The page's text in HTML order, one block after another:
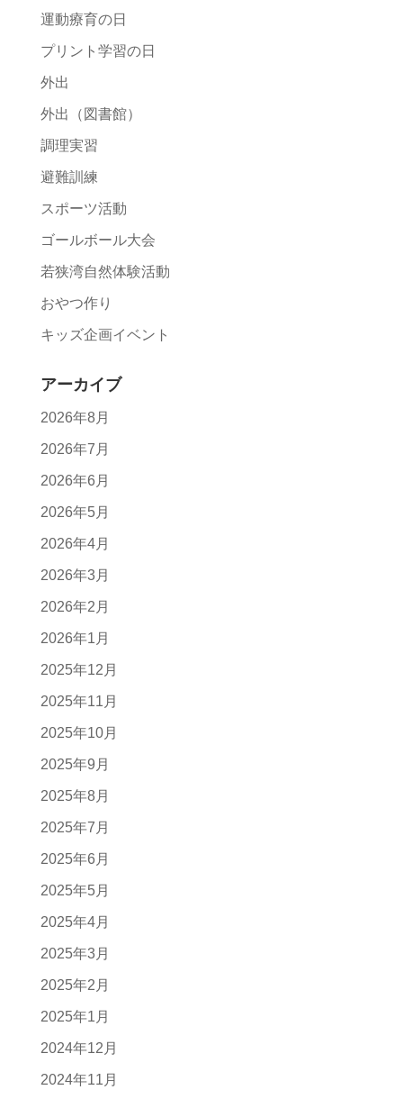
運動療育の日
プリント学習の日
外出
外出（図書館）
調理実習
避難訓練
スポーツ活動
ゴールボール大会
若狭湾自然体験活動
おやつ作り
キッズ企画イベント
アーカイブ
2026年8月
2026年7月
2026年6月
2026年5月
2026年4月
2026年3月
2026年2月
2026年1月
2025年12月
2025年11月
2025年10月
2025年9月
2025年8月
2025年7月
2025年6月
2025年5月
2025年4月
2025年3月
2025年2月
2025年1月
2024年12月
2024年11月